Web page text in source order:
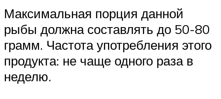
Максимальная порция данной
рыбы должна составлять до 50-80
грамм. Частота употребления этого
продукта: не чаще одного раза в
неделю.